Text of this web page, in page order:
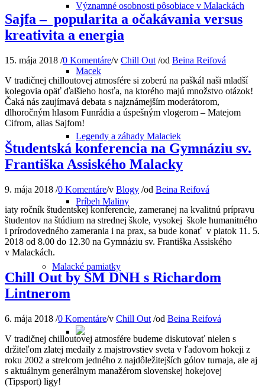
Významné osobnosti pôsobiace v Malackách
Macek
Legendy a záhady Malaciek
Príbeh Maliny
Malacké pamiatky
Sajfa – popularita a očakávania versus
kreativita a energia
15. mája 2018 /0 Komentáre/v Chill Out /od Beina Reifová
V tradičnej chilloutovej atmosfére si zoberú na paškál naši mladší
kolegovia opäť ďalšieho hosťa, na ktorého majú množstvo otázok!
Čaká nás zaujímavá debata s najznámejším moderátorom,
dlhoročným hlasom Funrádia a úspešným vlogerom – Matejom
Cifrom, alias Sajfom!
Študentská konferencia na Gymnáziu sv.
Františka Assiského Malacky
9. mája 2018 /0 Komentáre/v Blogy /od Beina Reifová
iaty ročník študentskej konferencie, zameranej na kvalitnú prípravu
študentov na štúdium na strednej škole, vysokej škole humanitného
i prírodovedného zamerania i na prax, sa bude konať v piatok 11. 5.
2018 od 8.00 do 12.30 na Gymnáziu sv. Františka Assiského
v Malackách.
Chill Out by ŠM DNH s Richardom
Lintnerom
6. mája 2018 /0 Komentáre/v Chill Out /od Beina Reifová
V tradičnej chilloutovej atmosfére budeme diskutovať nielen s
držiteľom zlatej medaily z majstrovstiev sveta v ľadovom hokeji z
roku 2002 a strelcom jedného z najdôležitejších gólov turnaja, ale aj
s aktuálnym generálnym manažérom slovenskej hokejovej
(Tipsport) ligy!